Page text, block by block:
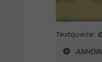
Textquelle: ©